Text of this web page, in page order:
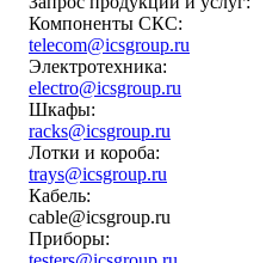
Компоненты СКС:
telecom@icsgroup.ru
Электротехника:
electro@icsgroup.ru
Шкафы:
racks@icsgroup.ru
Лотки и короба:
trays@icsgroup.ru
Кабель:
cable@icsgroup.ru
Приборы: